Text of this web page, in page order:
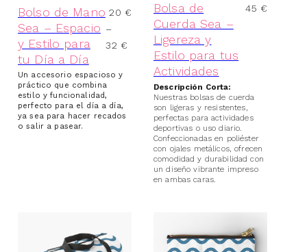
Bolso de Mano
Sea – Espacio
y Estilo para
tu Día a Día
20 €
–
32 €
Un accesorio espacioso y
práctico que combina
estilo y funcionalidad,
perfecto para el día a día,
ya sea para hacer recados
o salir a pasear.
Bolsa de
Cuerda Sea –
Ligereza y
Estilo para tus
Actividades
45 €
Descripción Corta:
Nuestras bolsas de cuerda
son ligeras y resistentes,
perfectas para actividades
deportivas o uso diario.
Confeccionadas en poliéster
con ojales metálicos, ofrecen
comodidad y durabilidad con
un diseño vibrante impreso
en ambas caras.